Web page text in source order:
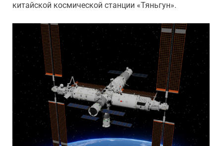
китайской космической станции «Тяньгун».